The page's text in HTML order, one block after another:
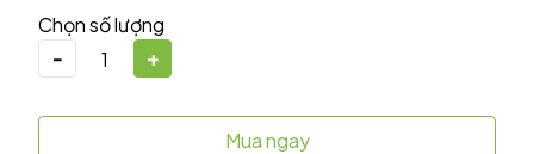
Chọn số lượng
-
+
Mua ngay